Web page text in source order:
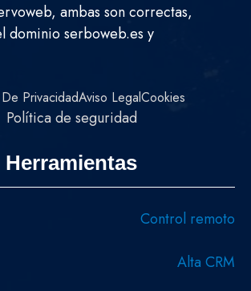
ambas son correctas,
dominio serboweb.es y
PrivacidadAviso LegalCookies
Política de seguridad
Herramientas
Control remoto
Alta CRM